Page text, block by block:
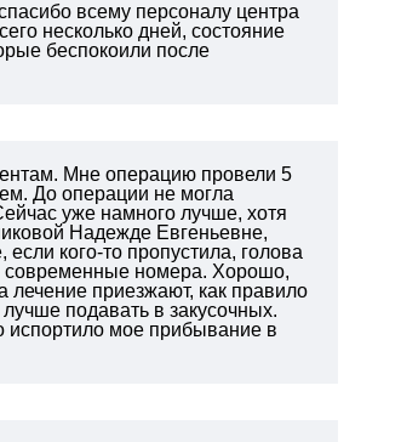
всему персоналу центра
несколько дней, состояние
беспокоили после
Мне операцию провели 5
До операции не могла
уже намного лучше, хотя
Надежде Евгеньевне,
кого-то пропустила, голова
современные номера. Хорошо,
лечение приезжают, как правило
подавать в закусочных.
испортило мое прибывание в